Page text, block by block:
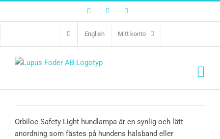
FacebookTwitter
English Mitt konto
Orbiloc Dark Dual
Orbiloc Safety Light hundlampa är en synlig och lätt
anordning som fästes på hundens halsband eller